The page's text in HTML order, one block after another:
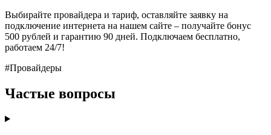
Выбирайте провайдера и тариф, оставляйте заявку на
подключение интернета на нашем сайте – получайте бонус
500 рублей и гарантию 90 дней. Подключаем бесплатно,
работаем 24/7!
#Провайдеры
Частые вопросы